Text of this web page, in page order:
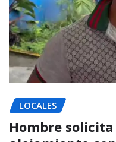
LOCALES
Hombre